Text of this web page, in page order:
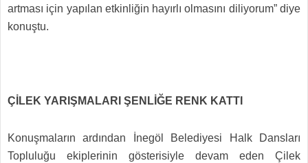
artması için yapılan etkinliğin hayırlı olmasını diliyorum” diye
konuştu.
ÇİLEK YARIŞMALARI ŞENLİĞE RENK KATTI
Konuşmaların ardından İnegöl Belediyesi Halk Dansları
Topluluğu ekiplerinin gösterisiyle devam eden Çilek